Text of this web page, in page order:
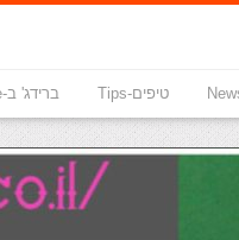
טיפים-Tips ברידג' ב-youtube